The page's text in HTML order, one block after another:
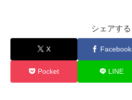
シェアする
X Facebook
Pocket LINE